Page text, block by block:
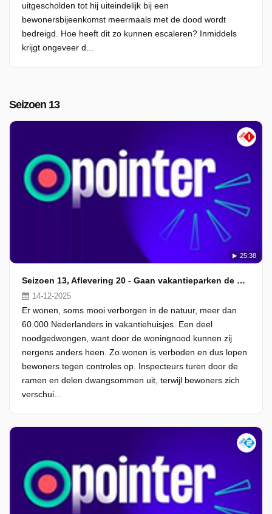
uitgescholden tot hij uiteindelijk bij een
bewonersbijeenkomst meermaals met de dood wordt
bedreigd. Hoe heeft dit zo kunnen escaleren? Inmiddels
krijgt ongeveer d...
Seizoen 13
25:38
Seizoen 13, Aflevering 20 - Gaan vakantieparken de wooncrisis oplossen?
14-12-2025
Er wonen, soms mooi verborgen in de natuur, meer dan
60.000 Nederlanders in vakantiehuisjes. Een deel
noodgedwongen, want door de woningnood kunnen zij
nergens anders heen. Zo wonen is verboden en dus lopen
bewoners tegen controles op. Inspecteurs turen door de
ramen en delen dwangsommen uit, terwijl bewoners zich
verschui...